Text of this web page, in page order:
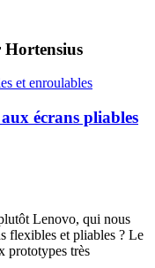
Hortensius
écrans pliables
Lenovo, qui nous
flexibles et pliables ? Le
prototypes très